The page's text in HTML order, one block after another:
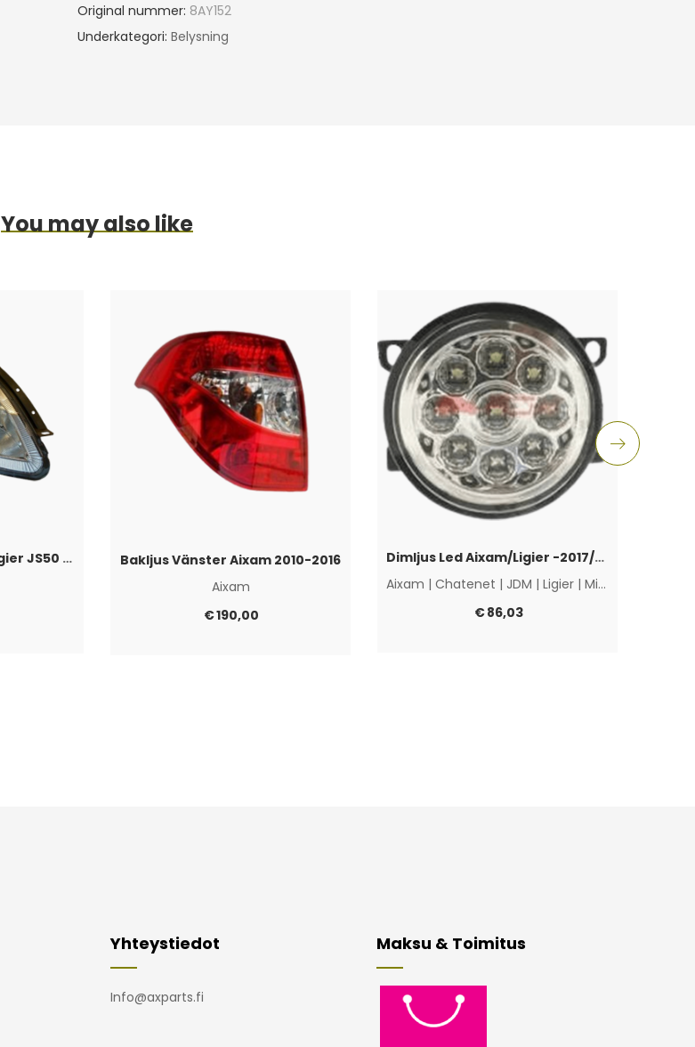
Original nummer: 8AY152
Underkategori: Belysning
You may also like
Strålkastare Höger Ligier JS50 -2017/IXO
Bakljus Vänster Aixam 2010-2016
Aixam
€190,00
Dimljus Led Aixam/Ligier -2017/Chatenet
Aixam | Chatenet | JDM | Ligier | Microcar
€86,03
Yhteystiedot
Info@axparts.fi
Maksu & Toimitus